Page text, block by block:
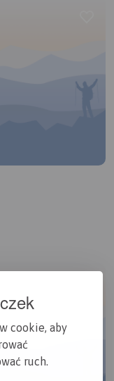
cookie, aby
ruch.